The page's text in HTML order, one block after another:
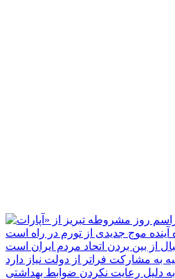
موج جدیدی از تورم در راه است
از بین بردن اتحاد مردم ایران است
به مشارکت فراتر از دولت نیاز دارد